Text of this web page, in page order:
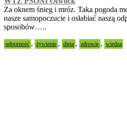
Za oknem śnieg i mróz. Taka pogoda
nasze samopoczucie i osłabiać naszą
sposobów…..
odporność , żywienie , dieta , zdrowie , wiedza